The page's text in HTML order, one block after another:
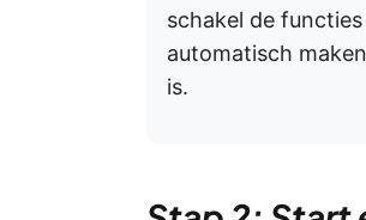
schakel de
automatisch
is.